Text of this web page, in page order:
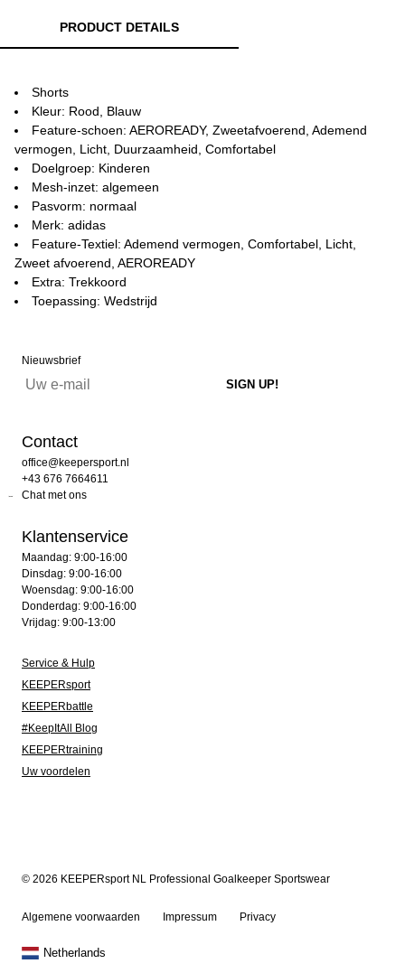
PRODUCT DETAILS
Shorts
Kleur: Rood, Blauw
Feature-schoen: AEROREADY, Zweetafvoerend, Ademend
vermogen, Licht, Duurzaamheid, Comfortabel
Doelgroep: Kinderen
Mesh-inzet: algemeen
Pasvorm: normaal
Merk: adidas
Feature-Textiel: Ademend vermogen, Comfortabel, Licht,
Zweet afvoerend, AEROREADY
Extra: Trekkoord
Toepassing: Wedstrijd
Nieuwsbrief
Contact
office@keepersport.nl
+43 676 7664611
Chat met ons
Klantenservice
Maandag: 9:00-16:00
Dinsdag: 9:00-16:00
Woensdag: 9:00-16:00
Donderdag: 9:00-16:00
Vrijdag: 9:00-13:00
Service & Hulp
KEEPERsport
KEEPERbattle
#KeepItAll Blog
KEEPERtraining
Uw voordelen
© 2026 KEEPERsport NL Professional Goalkeeper Sportswear
Algemene voorwaarden Impressum Privacy
Netherlands